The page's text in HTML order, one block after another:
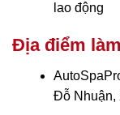
lao động
Địa điểm
Đỗ Nhuận,